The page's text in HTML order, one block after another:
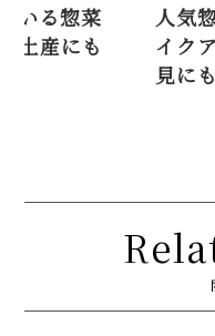
いる惣菜
土産にも
人気
イク
見にも